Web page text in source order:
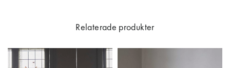
Relaterade produkter